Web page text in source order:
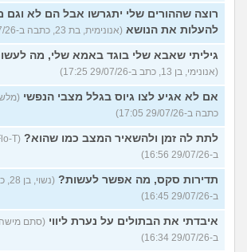
רוצה שההורים שלי יתגרשו אבל הם לא
להעלות את הנושא (אנונימית, בת 23, כתבה ב-29/07/26 17:36)
גיליתי שאבא שלי בוגד באמא שלי, מה
(אנונימי, בן 13, כתב ב-29/07/26 17:25)
אם לא אגיע לצו גיוס בגלל מצבי הנפשי
כתבה ב-29/07/26 17:05)
לתת לה זמן ולהשאיר המצב כמו שהוא?
ב-29/07/26 16:56)
תדירות סקס, מה אפשר לעשות?
(נשוי,
ב-29/07/26 16:45)
איבדתי את הבתולים על נערת ליווי
ב-29/07/26 16:34)